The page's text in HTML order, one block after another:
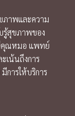
ภาพและความ
รู้สุขภาพของ
คุณหมอ แพทย์
เน้นถึงการ
การให้บริการ